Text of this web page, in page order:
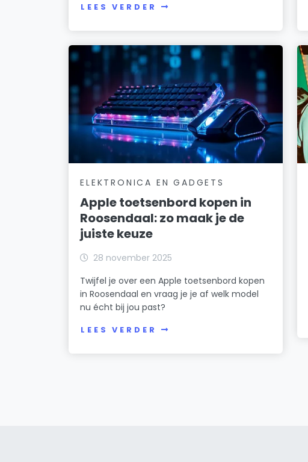
LEES VERDER
ELEKTRONICA EN GADGETS
Apple toetsenbord kopen in
Roosendaal: zo maak je de
juiste keuze
28 november 2025
Twijfel je over een Apple toetsenbord kopen
in Roosendaal en vraag je je af welk model
nu écht bij jou past?
LEES VERDER